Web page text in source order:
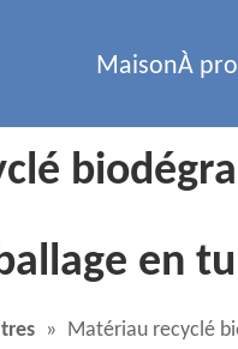
MaisonÀ
en
» Matériau recyclé